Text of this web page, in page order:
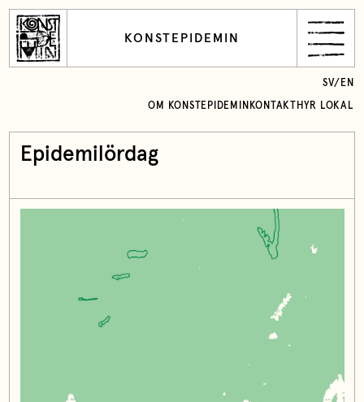
KONSTEPIDEMIN
OM KONSTEPIDEMIN KONTAKT HYR LOKAL
SV/ EN
Epidemilördag